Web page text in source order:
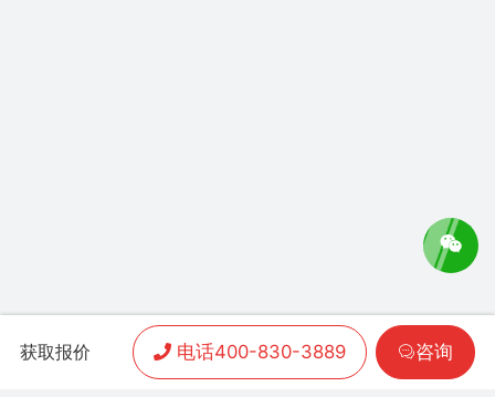
获取报价 电话400-830-3889 咨询